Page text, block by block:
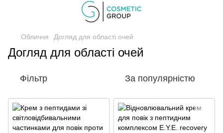
Обличчя Догляд для області очей
Догляд для області очей
Фільтр За популярністю